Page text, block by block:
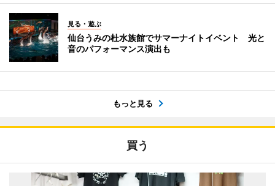
見る・遊ぶ
仙台うみの杜水族館でサマーナイトイベント 光と
音のパフォーマンス演出も
もっと見る
買う